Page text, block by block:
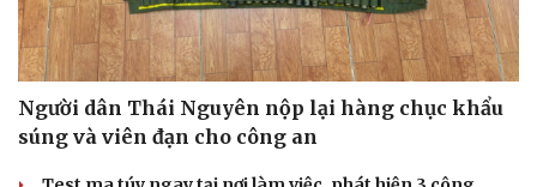
Người dân Thái Nguyên nộp lại hàng chục khẩu
súng và viên đạn cho công an